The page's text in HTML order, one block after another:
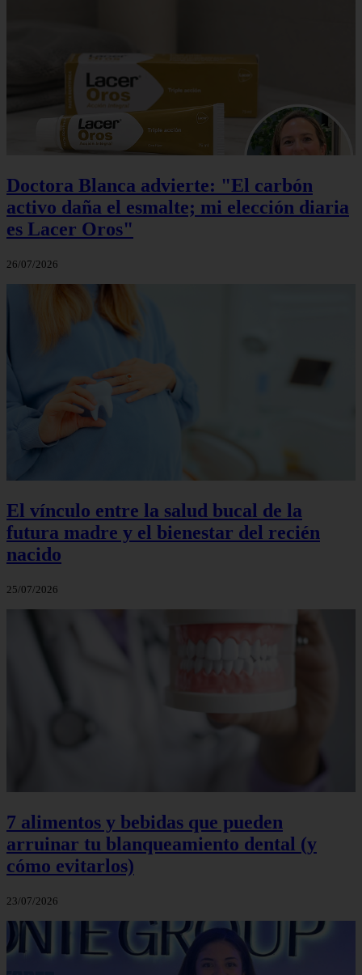
Doctora Blanca advierte: "El carbón
activo daña el esmalte; mi elección diaria
es Lacer Oros"
26/07/2026
El vínculo entre la salud bucal de la
futura madre y el bienestar del recién
nacido
25/07/2026
7 alimentos y bebidas que pueden
arruinar tu blanqueamiento dental (y
cómo evitarlos)
23/07/2026